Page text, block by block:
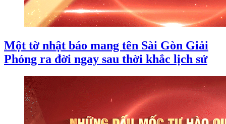
Một tờ nhật báo mang tên Sài Gòn Giải
Phóng ra đời ngay sau thời khắc lịch sử